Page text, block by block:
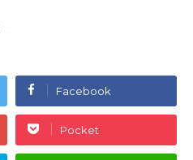
Facebook
Pocket